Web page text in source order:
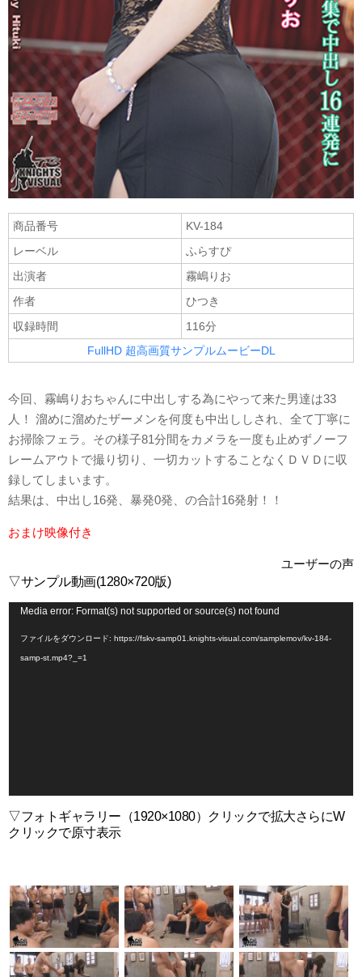
商品番号
KV-184
レーベル
ふらすぴ
出演者
霧嶋りお
作者
ひつき
収録時間
116分
FullHD 超高画質サンプルムービーDL
今回、霧嶋りおちゃんに中出しする為にやって来た男達は33
人！ 溜めに溜めたザーメンを何度も中出ししされ、全て丁寧に
お掃除フェラ。その様子81分間をカメラを一度も止めずノーフ
レームアウトで撮り切り、一切カットすることなくＤＶＤに収
録してしまいます。
結果は、中出し16発、暴発0発、の合計16発射！！
おまけ映像付き
ユーザーの声
▽サンプル動画(1280×720版)
Media error: Format(s) not supported or source(s) not found
ファイルをダウンロード: https://fskv-samp01.knights-visual.com/samplemov/kv-184-
samp-st.mp4?_=1
▽フォトギャラリー（1920×1080）クリックで拡大さらにW
クリックで原寸表示